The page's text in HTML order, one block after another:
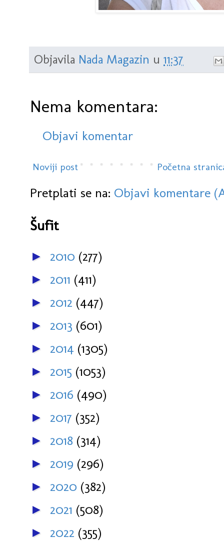
Objavila Nada Magazin u 11:37
Nema komentara:
Objavi komentar
Noviji post Početna
Pretplati se na: Objavi komentare
Šufit
► 2010 (277)
► 2011 (411)
► 2012 (447)
► 2013 (601)
► 2014 (1305)
► 2015 (1053)
► 2016 (490)
► 2017 (352)
► 2018 (314)
► 2019 (296)
► 2020 (382)
► 2021 (508)
► 2022 (355)